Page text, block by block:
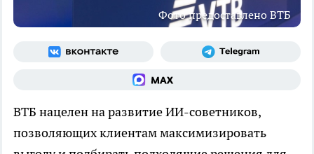
Фото предоставлено ВТБ
ВТБ нацелен на развитие ИИ-советников,
позволяющих клиентам максимизировать